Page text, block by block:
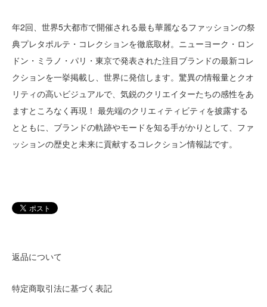
年2回、世界5大都市で開催される最も華麗なるファッションの祭
典プレタポルテ・コレクションを徹底取材。ニューヨーク・ロン
ドン・ミラノ・パリ・東京で発表された注目ブランドの最新コレ
クションを一挙掲載し、世界に発信します。驚異の情報量とクオ
リティの高いビジュアルで、気鋭のクリエイターたちの感性をあ
ますところなく再現！ 最先端のクリエィティビティを披露する
とともに、ブランドの軌跡やモードを知る手がかりとして、ファ
ッションの歴史と未来に貢献するコレクション情報誌です。
返品について
特定商取引法に基づく表記